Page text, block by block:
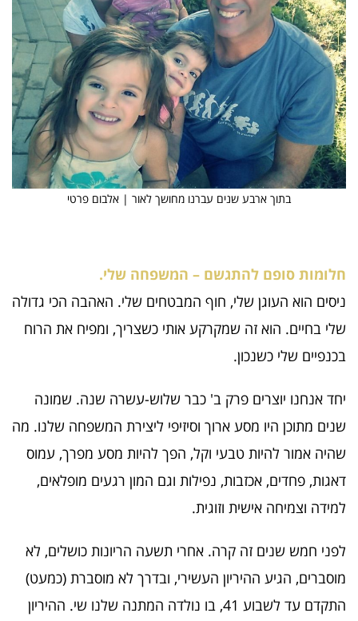
בתוך ארבע שנים עברנו מחושך לאור | אלבום פרטי​
חלומות סופם להתגשם – המשפחה שלי.
ניסים הוא העוגן שלי, חוף המבטחים שלי. האהבה הכי גדולה
שלי בחיים. הוא זה שמקרקע אותי כשצריך, ומפיח את הרוח
בכנפיים שלי כשנכון.
יחד אנחנו יוצרים פרק ב' כבר שלוש-עשרה שנה. שמונה
שנים מתוכן היו מסע ארוך וסיזיפי ליצירת המשפחה שלנו. מה
שהיה אמור להיות טבעי וקל, הפך להיות מסע מפרך, עמוס
דאגות, פחדים, אכזבות, נפילות וגם המון רגעים מופלאים,
למידה וצמיחה אישית וזוגית.
לפני חמש שנים זה קרה. אחרי תשעה הריונות כושלים, לא
מוסברים, הגיע ההיריון העשירי, ובדרך לא מוסברת (כמעט)
התקדם עד לשבוע 41, בו נולדה המתנה שלנו שי. ההיריון